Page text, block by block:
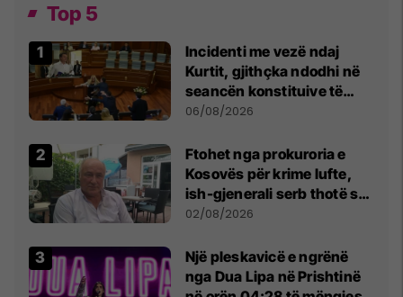
Top 5
Incidenti me vezë ndaj
Kurtit, gjithçka ndodhi në
seancën konstituive të
Kuvendit
06/08/2026
Ftohet nga prokuroria e
Kosovës për krime lufte,
ish-gjenerali serb thotë se
dikush e tradhtoi në
02/08/2026
Një pleskavicë e ngrënë
nga Dua Lipa në Prishtinë